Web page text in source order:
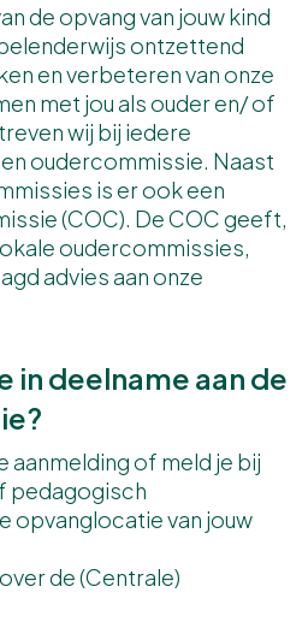
de opvang van jouw kind
ontzettend
en verbeteren van onze
met jou als ouder en/ of
wij bij iedere
oudercommissie. Naast
is er ook een
(COC). De COC geeft,
oudercommissies,
advies aan onze
in deelname aan de
aanmelding of meld je bij
pedagogisch
opvanglocatie van jouw
de (Centrale)